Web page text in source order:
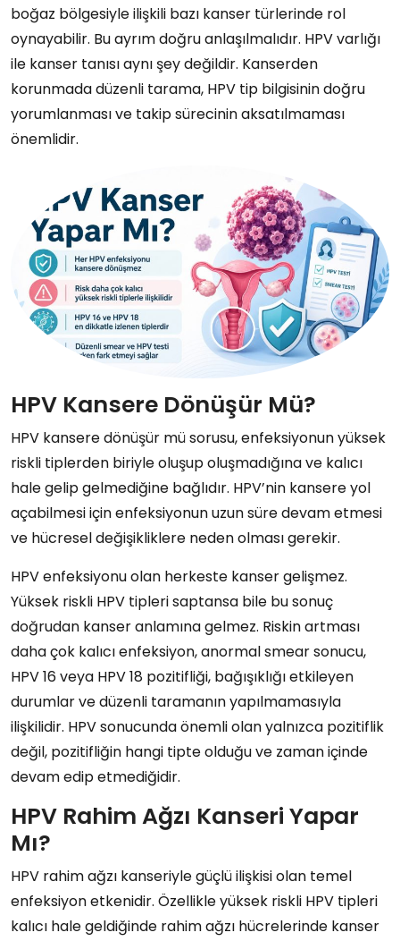
boğaz bölgesiyle ilişkili bazı kanser türlerinde rol
oynayabilir. Bu ayrım doğru anlaşılmalıdır. HPV varlığı
ile kanser tanısı aynı şey değildir. Kanserden
korunmada düzenli tarama, HPV tip bilgisinin doğru
yorumlanması ve takip sürecinin aksatılmaması
önemlidir.
HPV Kansere Dönüşür Mü?
HPV kansere dönüşür mü sorusu, enfeksiyonun yüksek
riskli tiplerden biriyle oluşup oluşmadığına ve kalıcı
hale gelip gelmediğine bağlıdır. HPV’nin kansere yol
açabilmesi için enfeksiyonun uzun süre devam etmesi
ve hücresel değişikliklere neden olması gerekir.
HPV enfeksiyonu olan herkeste kanser gelişmez.
Yüksek riskli HPV tipleri saptansa bile bu sonuç
doğrudan kanser anlamına gelmez. Riskin artması
daha çok kalıcı enfeksiyon, anormal smear sonucu,
HPV 16 veya HPV 18 pozitifliği, bağışıklığı etkileyen
durumlar ve düzenli taramanın yapılmamasıyla
ilişkilidir. HPV sonucunda önemli olan yalnızca pozitiflik
değil, pozitifliğin hangi tipte olduğu ve zaman içinde
devam edip etmediğidir.
HPV Rahim Ağzı Kanseri Yapar
Mı?
HPV rahim ağzı kanseriyle güçlü ilişkisi olan temel
enfeksiyon etkenidir. Özellikle yüksek riskli HPV tipleri
kalıcı hale geldiğinde rahim ağzı hücrelerinde kanser